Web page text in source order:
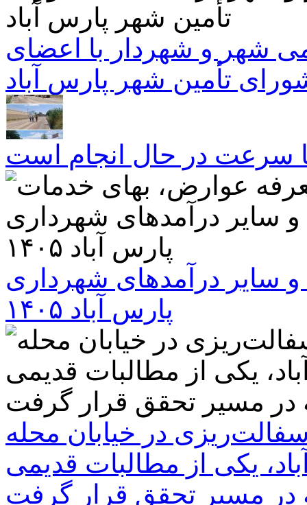
شهر و شهردار با اعضای
تأمین شهر پارس آباد
سرعت در حال انجام است
سایر درآمدهای شهرداری
پارس آباد ۱۴۰۵
در خیابان محله
یکی از مطالبات قدیمی
در مسیر تحقق قرار گرفت